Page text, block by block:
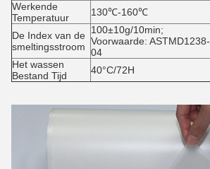
Werkende
Temperatuur
130℃-160℃
De Index van de
smeltingsstroom
100±10g/10min;
Voorwaarde: ASTMD1238-
04
Het wassen
Bestand Tijd
40°C/72H